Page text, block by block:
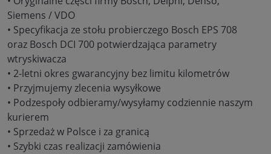
Siemens / VDO
• Specyfikacja ze stołu probierczego Bosch EPS 708
oraz Bosch DCI 700 potwierdzająca parametry
wtryskiwacza
• 2-letni okres gwarancyjny bez limitu kilometrów
• Przyjmujemy zlecenia wysyłkowe
• Podzespoły odbieramy/wysyłamy codziennie naszym
kurierem
• Sprzedaż w Polsce i za granicą
• Szybki czas realizacji zamówienia